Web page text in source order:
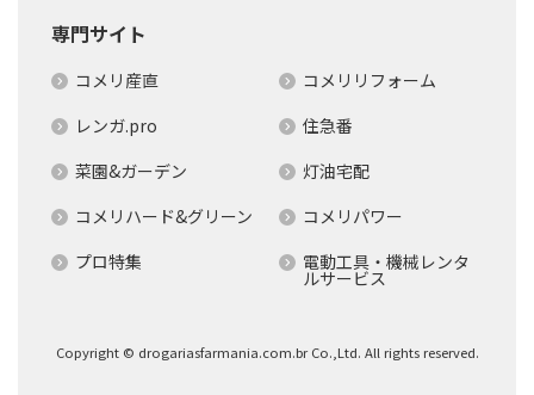
専門サイト
コメリ産直
コメリリフォーム
レンガ.pro
住急番
菜園&ガーデン
灯油宅配
コメリハード&グリーン
コメリパワー
プロ特集
電動工具・機械レンタ
ルサービス
Copyright © drogariasfarmania.com.br Co.,Ltd. All rights reserved.